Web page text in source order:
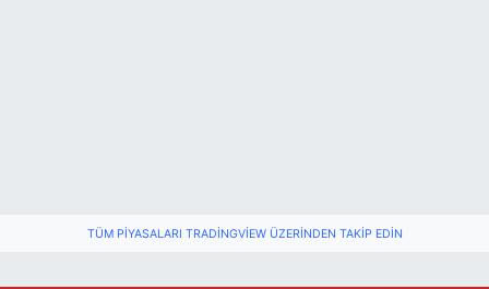
TÜM PIYASALARI TRADINGVIEW ÜZERINDEN TAKIP EDIN